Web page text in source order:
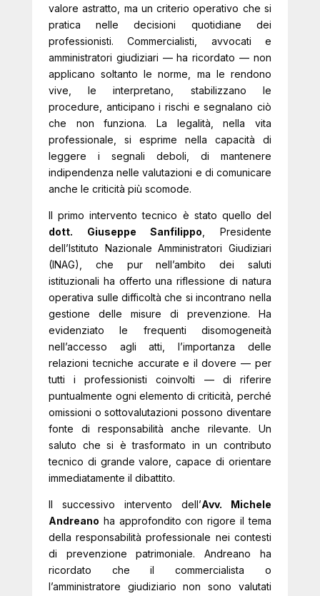
valore astratto, ma un criterio operativo che si
pratica nelle decisioni quotidiane dei
professionisti. Commercialisti, avvocati e
amministratori giudiziari — ha ricordato — non
applicano soltanto le norme, ma le rendono
vive, le interpretano, stabilizzano le
procedure, anticipano i rischi e segnalano ciò
che non funziona. La legalità, nella vita
professionale, si esprime nella capacità di
leggere i segnali deboli, di mantenere
indipendenza nelle valutazioni e di comunicare
anche le criticità più scomode.
Il primo intervento tecnico è stato quello del
dott. Giuseppe Sanfilippo , Presidente
dell’Istituto Nazionale Amministratori Giudiziari
(INAG), che pur nell’ambito dei saluti
istituzionali ha offerto una riflessione di natura
operativa sulle difficoltà che si incontrano nella
gestione delle misure di prevenzione. Ha
evidenziato le frequenti disomogeneità
nell’accesso agli atti, l’importanza delle
relazioni tecniche accurate e il dovere — per
tutti i professionisti coinvolti — di riferire
puntualmente ogni elemento di criticità, perché
omissioni o sottovalutazioni possono diventare
fonte di responsabilità anche rilevante. Un
saluto che si è trasformato in un contributo
tecnico di grande valore, capace di orientare
immediatamente il dibattito.
Il successivo intervento dell’Avv. Michele
Andreano ha approfondito con rigore il tema
della responsabilità professionale nei contesti
di prevenzione patrimoniale. Andreano ha
ricordato che il commercialista o
l’amministratore giudiziario non sono valutati